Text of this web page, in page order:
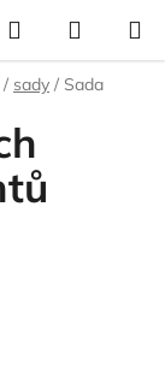
Hledat
KOŠÍK
/ sady / Sada